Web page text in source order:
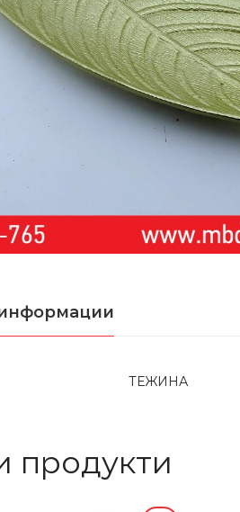
ТЕЖИНА
продукти